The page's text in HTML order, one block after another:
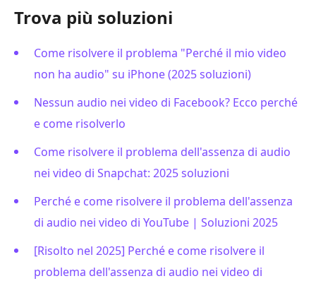
Trova più soluzioni
Come risolvere il problema "Perché il mio video
non ha audio" su iPhone (2025 soluzioni)
Nessun audio nei video di Facebook? Ecco perché
e come risolverlo
Come risolvere il problema dell'assenza di audio
nei video di Snapchat: 2025 soluzioni
Perché e come risolvere il problema dell'assenza
di audio nei video di YouTube | Soluzioni 2025
[Risolto nel 2025] Perché e come risolvere il
problema dell'assenza di audio nei video di